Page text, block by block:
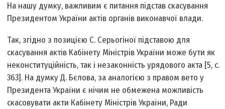
На нашу думку, важливим є питання підстав скасування
Президентом України актів органів виконавчої влади.
Так, згідно з позицією С. Серьогіної підставою для
скасування актів Кабінету Міністрів України може бути як
неконституційність, так і незаконність урядового акта [5, с.
363]. На думку Д. Бєлова, за аналогією з правом вето у
Президента України є нічим не обмежена можливість
скасовувати акти Кабінету Міністрів України, Ради